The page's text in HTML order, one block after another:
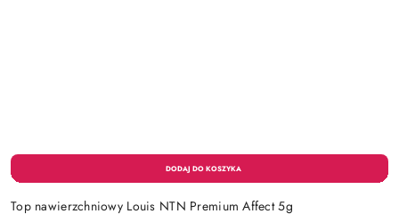
Top nawierzchniowy Louis NTN Premium Affect 5g